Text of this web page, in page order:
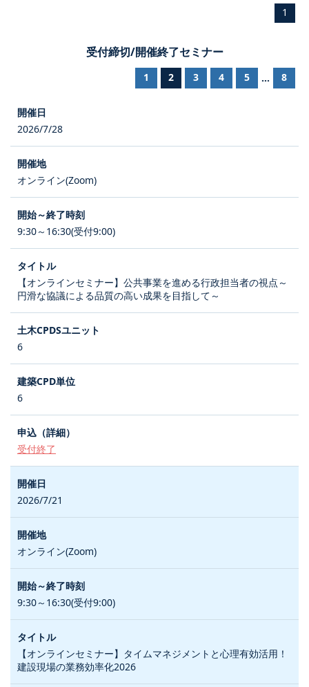
1
受付締切/開催終了セミナー
1 2 3 4 5 ... 8
2026/7/28
オンライン(Zoom)
9:30～16:30(受付9:00)
【オンラインセミナー】公共事業を進める行政担当者の視点～
円滑な協議による品質の高い成果を目指して～
6
6
受付終了
2026/7/21
オンライン(Zoom)
9:30～16:30(受付9:00)
【オンラインセミナー】タイムマネジメントと心理有効活用！
建設現場の業務効率化2026